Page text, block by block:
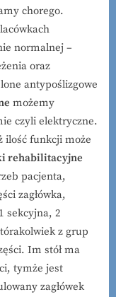
chorego.
normalnej –
oraz
antypoślizgowe
możemy
czyli elektryczne.
ilość funkcji może
rehabilitacyjne
pacjenta,
zagłówka,
1 sekcyjna, 2
z grup
Im stół ma
tymże jest
zagłówek